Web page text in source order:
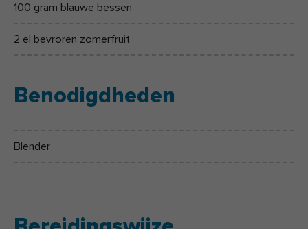
100 gram blauwe bessen
2 el bevroren zomerfruit
Benodigdheden
Blender